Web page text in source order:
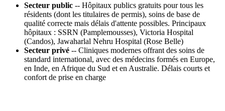
Secteur public -- Hôpitaux publics gratuits pour tous les
résidents (dont les titulaires de permis), soins de base de
qualité correcte mais délais d'attente possibles. Principaux
hôpitaux : SSRN (Pamplemousses), Victoria Hospital
(Candos), Jawaharlal Nehru Hospital (Rose Belle)
Secteur privé -- Cliniques modernes offrant des soins de
standard international, avec des médecins formés en Europe,
en Inde, en Afrique du Sud et en Australie. Délais courts et
confort de prise en charge